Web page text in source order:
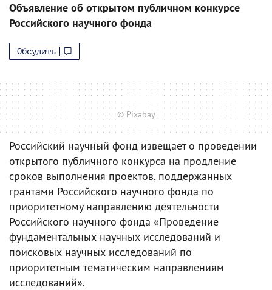
Объявление об открытом публичном конкурсе
Российского научного фонда
Обсудить
© Pixabay
Российский научный фонд извещает о проведении
открытого публичного конкурса на продление
сроков выполнения проектов, поддержанных
грантами Российского научного фонда по
приоритетному направлению деятельности
Российского научного фонда «Проведение
фундаментальных научных исследований и
поисковых научных исследований по
приоритетным тематическим направлениям
исследований».